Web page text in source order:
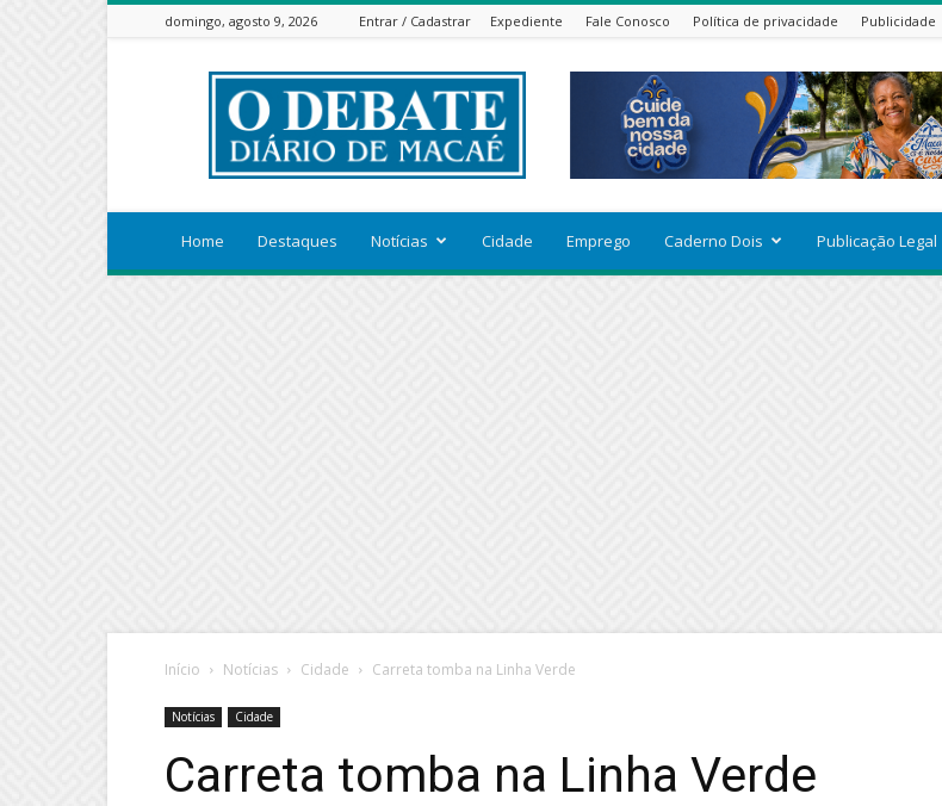
domingo, agosto 9, 2026 Entrar / Cadastrar Expediente Fale Conosco Política de privacidade Publicidade
ODEBATEON
Home Destaques Notícias Cidade Emprego Caderno Dois Publicação Legal
Início Notícias Cidade Carreta tomba na Linha Verde
Notícias Cidade
Carreta tomba na Linha Verde